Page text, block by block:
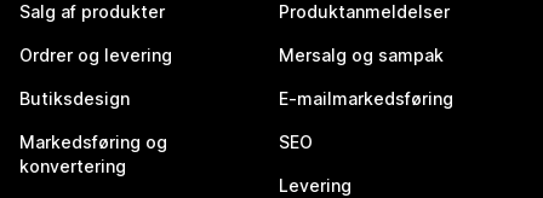
Salg af produkter
Ordrer og levering
Butiksdesign
Markedsføring og
konvertering
Produktanmeldelser
Mersalg og sampak
E-mailmarkedsføring
SEO
Levering